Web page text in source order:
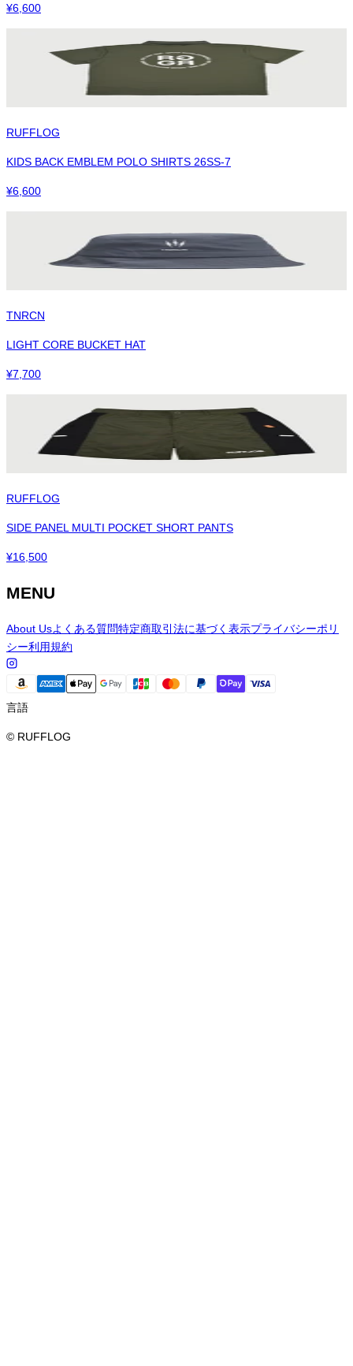
¥6,600
RUFFLOG
KIDS BACK EMBLEM POLO SHIRTS 26SS-7
¥6,600
TNRCN
LIGHT CORE BUCKET HAT
¥7,700
RUFFLOG
SIDE PANEL MULTI POCKET SHORT PANTS
¥16,500
MENU
About Usよくある質問特定商取引法に基づく表示プライバシーポリ
シー利用規約
言語
© RUFFLOG